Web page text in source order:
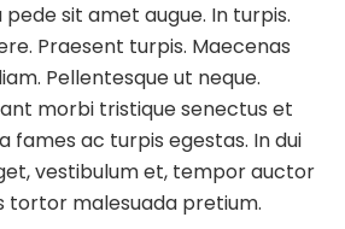
sit amet augue. In turpis.
Praesent turpis. Maecenas
Pellentesque ut neque.
morbi tristique senectus et
fames ac turpis egestas. In dui
vestibulum et, tempor auctor
tortor malesuada pretium.